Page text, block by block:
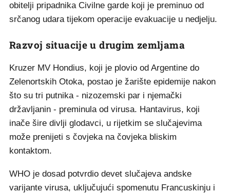
obitelji pripadnika Civilne garde koji je preminuo od
srčanog udara tijekom operacije evakuacije u nedjelju.
Razvoj situacije u drugim zemljama
Kruzer MV Hondius, koji je plovio od Argentine do
Zelenortskih Otoka, postao je žarište epidemije nakon
što su tri putnika - nizozemski par i njemački
državljanin - preminula od virusa. Hantavirus, koji
inače šire divlji glodavci, u rijetkim se slučajevima
može prenijeti s čovjeka na čovjeka bliskim
kontaktom.
WHO je dosad potvrdio devet slučajeva andske
varijante virusa, uključujući spomenutu Francuskinju i